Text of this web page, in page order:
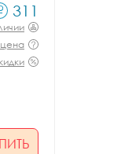
311
цена